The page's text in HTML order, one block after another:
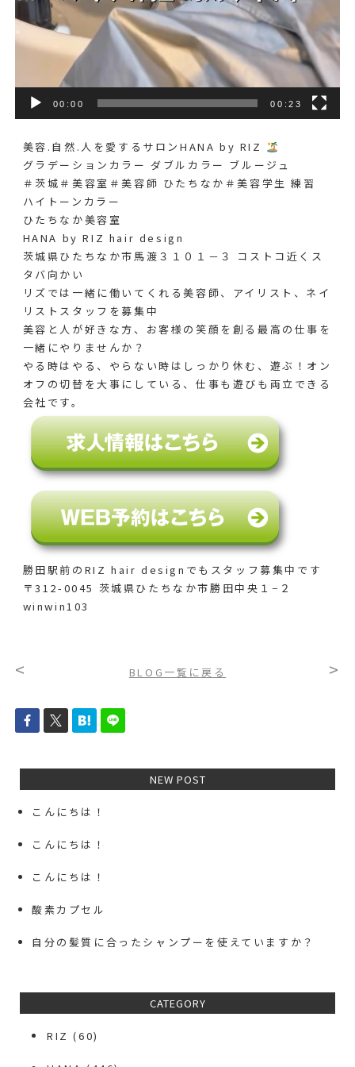
00:00 00:23
美容.自然.人を愛するサロンHANA by RIZ
グラデーションカラー ダブルカラー ブルージュ
＃茨城＃美容室＃美容師 ひたちなか＃美容学生 練習
ハイトーンカラー
ひたちなか美容室
HANA by RIZ hair design
茨城県ひたちなか市馬渡３１０１－３ コストコ近くス
タバ向かい
リズでは一緒に働いてくれる美容師、アイリスト、ネイ
リストスタッフを募集中
美容と人が好きな方、お客様の笑顔を創る最高の仕事を
一緒にやりませんか？
やる時はやる、やらない時はしっかり休む、遊ぶ！オン
オフの切替を大事にしている、仕事も遊びも両立できる
会社です。
勝田駅前のRIZ hair designでも スタッフ募集中です
〒312-0045 茨城県ひたちなか市勝田中央１−２
winwin103
< BLOG一覧に戻る >
NEW POST
こんにちは！
こんにちは！
こんにちは！
酸素カプセル
自分の髪質に合ったシャンプーを使えていますか？
CATEGORY
RIZ (60)